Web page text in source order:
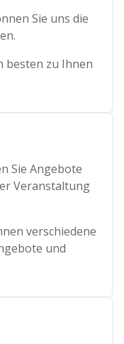
Sie uns die
besten zu Ihnen
Sie Angebote
Veranstaltung
verschiedene
und